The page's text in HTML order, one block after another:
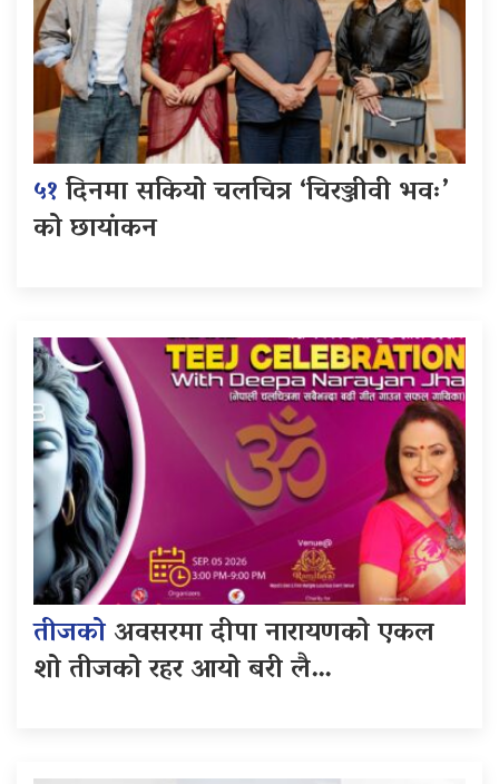
५१दिनमा सकियो चलचित्र ‘चिरञ्जीवी भवः’
को छायांकन
तीजकोअवसरमा दीपा नारायणको एकल
शो तीजको रहर आयो बरी लै…